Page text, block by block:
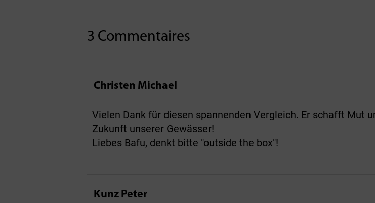
3 Commentaires
Christen Michael
Vielen Dank für diesen spannenden Vergleich. Er schafft Mut
Zukunft unserer Gewässer!
Liebes Bafu, denkt bitte "outside the box"!
Kunz Peter